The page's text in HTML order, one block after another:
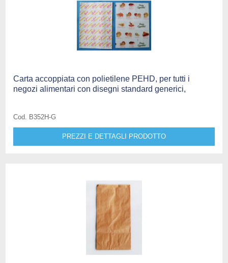
Carta accoppiata con polietilene PEHD, per tutti i
negozi alimentari con disegni standard generici,
Cod. B352H-G
PREZZI E DETTAGLI PRODOTTO